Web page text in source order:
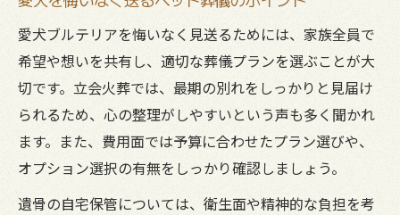
愛犬ブルテリアを悔いなく見送るためには、家族全員で
希望や想いを共有し、適切な葬儀プランを選ぶことが大
切です。立会火葬では、最期の別れをしっかりと見届け
られるため、心の整理がしやすいという声も多く聞かれ
ます。また、費用面では予算に合わせたプラン選びや、
オプション選択の有無をしっかり確認しましょう。
遺骨の自宅保管については、衛生面や精神的な負担を考